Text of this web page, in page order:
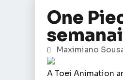
One
Maximiano
A Toei Animation